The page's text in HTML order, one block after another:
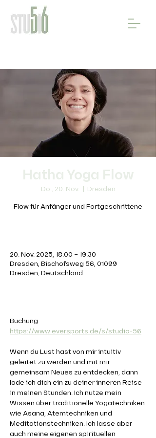
Hatha Yoga Flow
Do., 20. Nov.
  |
Dresden
20. Nov. 2025, 18:00 – 19:30
Dresden, Bischofsweg 56, 01099
Dresden, Deutschland
Buchung
https://www.eversports.de/s/studio-56
Wenn du Lust hast von mir intuitiv
geleitet zu werden und mit mir
gemeinsam Neues zu entdecken, dann
lade ich dich ein zu deiner inneren Reise
in meinen Stunden. Ich nutze mein
Wissen über traditionelle Yogatechniken
wie Asana, Atemtechniken und
Meditationstechniken. Ich lasse aber
auch meine eigenen spirituellen